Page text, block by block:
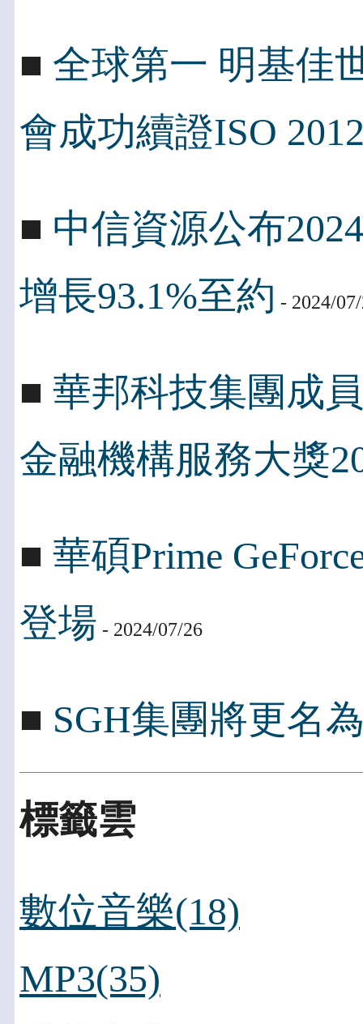
■ 全球第一 明基佳
會成功續證ISO
■ 中信資源公布
增長93.1%至約 - 2024/
■ 華邦科技集團成
金融機構服務大獎
■ 華碩Prime
登場 - 2024/07/26
■ SGH集團將更名
標籤雲
數位音樂(18)
MP3(35)